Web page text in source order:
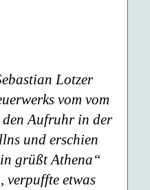
Lotzer
vom vom
Aufruhr in der
und erschien
grüßt Athena“
, verpuffte etwas